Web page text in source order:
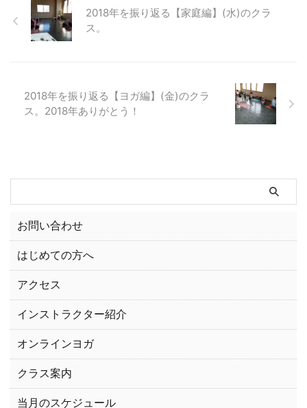
2018年を振り返る【家庭編】(水)のクラ
ス。
2018年を振り返る【ヨガ編】(金)のクラ
ス。2018年ありがとう！
お問い合わせ
はじめての方へ
アクセス
インストラクター紹介
オンラインヨガ
クラス案内
当月のスケジュール